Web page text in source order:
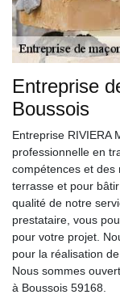
Entreprise
Boussois
Entreprise RIVIERA
professionnelle en
compétences et des
terrasse et pour
qualité de notre
prestataire, vous
pour votre projet.
pour la réalisation
Nous sommes
à Boussois 59168.